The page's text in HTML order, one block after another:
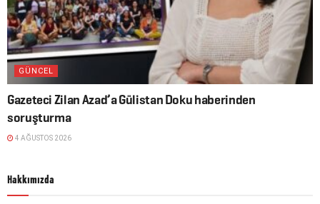
GÜNCEL
Gazeteci Zilan Azad’a Gülistan Doku haberinden
soruşturma
4 AĞUSTOS 2026
Hakkımızda